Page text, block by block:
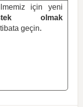
için yeni
olmak
geçin.